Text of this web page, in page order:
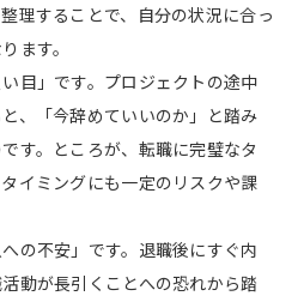
理することで、自分の状況に合っ
ます。
目」です。プロジェクトの途中
、「今辞めていいのか」と踏み
す。ところが、転職に完璧なタ
イミングにも一定のリスクや課
の不安」です。退職後にすぐ内
動が長引くことへの恐れから踏